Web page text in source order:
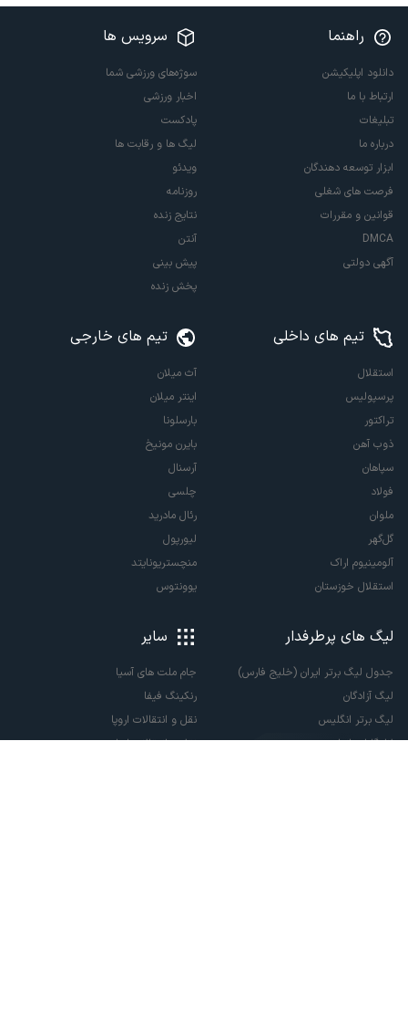
راهنما
دانلود اپلیکیشن
ارتباط با ما
تبلیغات
درباره ما
ابزار توسعه دهندگان
فرصت های شغلی
قوانین و مقررات
DMCA
آگهی دولتی
سرویس ها
سوژه‌های ورزشی شما
اخبار ورزشی
پادکست
لیگ ها و رقابت ها
ویدئو
روزنامه
نتایج زنده
آنتن
پیش بینی
پخش زنده
تیم های داخلی
استقلال
پرسپولیس
تراکتور
ذوب آهن
سپاهان
فولاد
ملوان
گل‌گهر
آلومینیوم اراک
استقلال خوزستان
تیم های خارجی
آث میلان
اینتر میلان
بارسلونا
بایرن مونیخ
آرسنال
چلسی
رئال مادرید
لیورپول
منچستریونایتد
یوونتوس
لیگ های پرطرفدار
جدول لیگ برتر ایران (خلیج فارس)
لیگ آزادگان
لیگ برتر انگلیس
لالیگا اسپانیا
سایر
جام ملت های آسیا
رنکینگ فیفا
نقل و انتقالات اروپا
نقل و انتقالات ایران